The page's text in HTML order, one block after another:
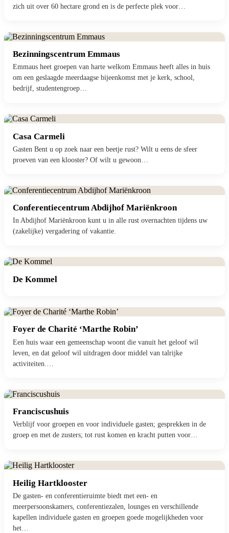
zich uit over 60 hectare grond en is de perfecte plek voor…
Bezinningscentrum Emmaus
Emmaus heet groepen van harte welkom Emmaus heeft alles in huis
om een geslaagde meerdaagse bijeenkomst met je kerk, school,
bedrijf, studentengroep…
Casa Carmeli
Gasten Bent u op zoek naar een beetje rust? Wilt u eens de sfeer
proeven van een klooster? Of wilt u gewoon…
Conferentiecentrum Abdijhof Mariënkroon
In Abdijhof Mariënkroon kunt u in alle rust overnachten tijdens uw
(zakelijke) vergadering of vakantie.
De Kommel
Foyer de Charité ‘Marthe Robin’
Een huis waar een gemeenschap woont die vanuit het geloof wil
leven, en dat geloof wil uitdragen door middel van talrijke
activiteiten.…
Franciscushuis
Verblijf voor groepen en voor individuele gasten; gesprekken in de
groep en met de zusters; tot rust komen en kracht putten voor…
Heilig Hartklooster
De gasten- en conferentieruimte biedt met een- en
meerpersoonskamers, conferentiezalen, lounges en verschillende
kapellen individuele gasten en groepen goede mogelijkheden voor
het…